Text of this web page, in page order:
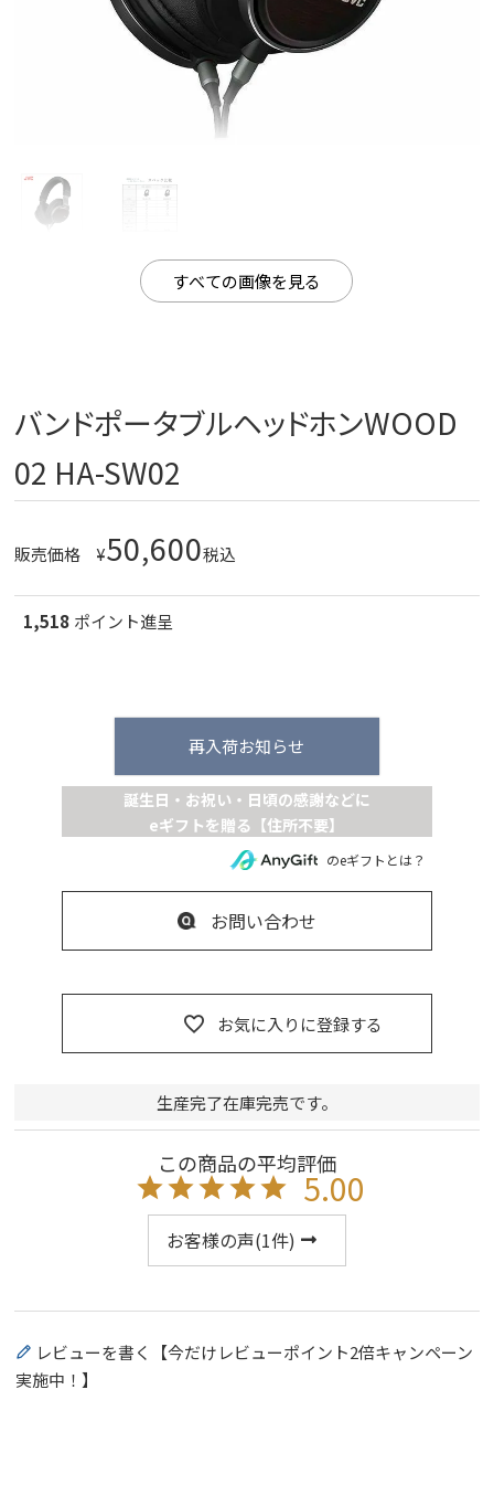
すべての画像を見る
バンドポータブルヘッドホンWOOD
02 HA-SW02
販売価格 ¥50,600税込
1,518 ポイント進呈
お気に入りに登録する
再入荷お知らせ
のeギフトとは？
お問い合わせ
生産完了在庫完売です。
5.00
お客様の声(1件)
レビューを書く【今だけレビューポイント2倍キャンペーン
実施中！】